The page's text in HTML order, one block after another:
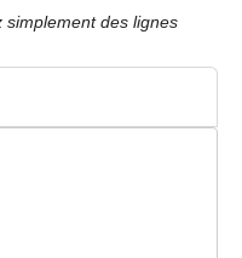
simplement des lignes